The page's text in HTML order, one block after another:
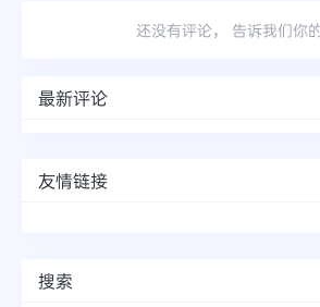
还没有评论， 告诉我们你
最新评论
友情链接
搜索